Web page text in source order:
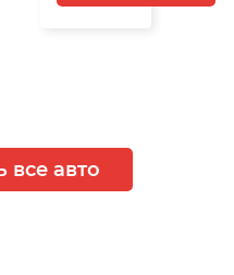
все авто